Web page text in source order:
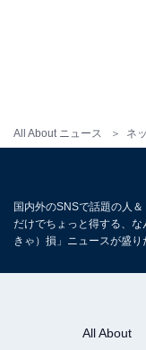
All About ニュース ネ
国内外のSNSで話題の人
だけでちょっと得する、
きゃ）損」ニュースが盛り
All About